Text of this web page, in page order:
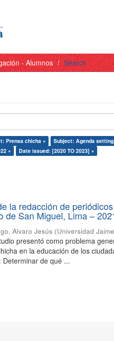
- Alumnos Search
Prensa chicha × Subject: Agenda setting
× Date issued: [2020 TO 2023] ×
la redacción de
de San Miguel, Lima –
Alvaro Jesús (Universidad
presentó como problema
en la educación de los
Determinar de qué ...